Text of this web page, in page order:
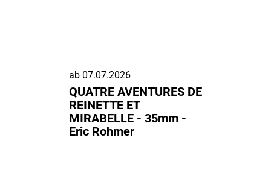
ab 07.07.2026
QUATRE AVENTURES DE
REINETTE ET
MIRABELLE - 35mm -
Eric Rohmer